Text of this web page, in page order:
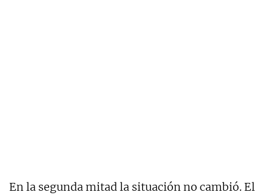
En la segunda mitad la situación no cambió. El